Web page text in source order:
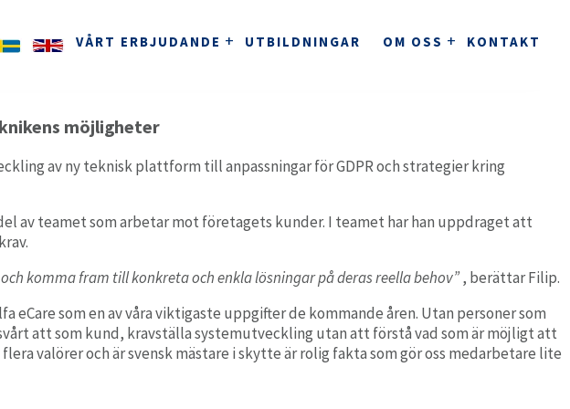
VÅRT ERBJUDANDE
System för kliniker
ClinicBuddy
Clinics
Ett komplett molnbaserat tandvårdssystem.
UTBILDNINGAR OM OSS
HOS OSS KVALITETSARBETE
KONTAKT
möjligheter
möjligheter
av ny teknisk plattform till anpassningar för GDPR och strategier kring
av teamet som arbetar mot företagets kunder. I teamet har han uppdraget att
komma fram till konkreta och enkla lösningar på deras reella behov”, berättar Filip.
som en av våra viktigaste uppgifter de kommande åren. Utan personer som
att som kund, kravställa systemutveckling utan att förstå vad som är möjligt att
valörer och är svensk mästare i skytte är rolig fakta som gör oss medarbetare lite